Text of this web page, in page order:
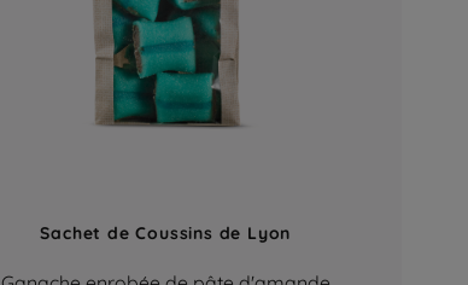
Sachet de Coussins de Lyon